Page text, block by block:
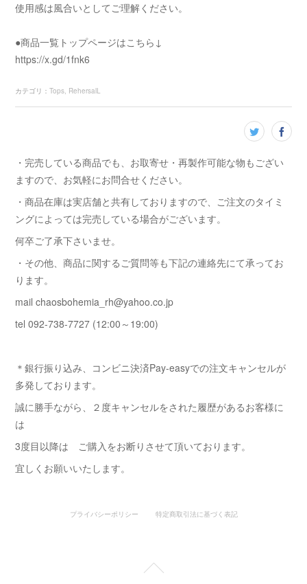
使用感は風合いとしてご理解ください。
●商品一覧トップページはこちら↓
https://x.gd/1fnk6
カテゴリ ：Tops RehersalL
・完売している商品でも、お取寄せ・再製作可能な物もござい
ますので、お気軽にお問合せください。
・商品在庫は実店舗と共有しておりますので、ご注文のタイミ
ングによっては完売している場合がございます。
何卒ご了承下さいませ。
・その他、商品に関するご質問等も下記の連絡先にて承ってお
ります。
mail chaosbohemia_rh@yahoo.co.jp
tel 092-738-7727 (12:00～19:00)
＊銀行振り込み、コンビニ決済Pay-easyでの注文キャンセルが
多発しております。
誠に勝手ながら、２度キャンセルをされた履歴があるお客様に
は
3度目以降は ご購入をお断りさせて頂いております。
宜しくお願いいたします。
プライバシーポリシー 特定商取引法に基づく表記